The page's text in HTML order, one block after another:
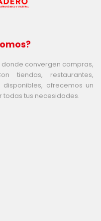
convergen compras,
tiendas, restaurantes,
ofrecemos un
tus necesidades.